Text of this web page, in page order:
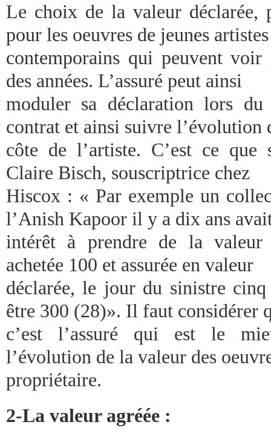
Le choix de la valeur déclarée,
pour les oeuvres de jeunes artistes
contemporains qui peuvent
des années. L’assuré peut ainsi
moduler sa déclaration lors du
contrat et ainsi suivre l’évolution
côte de l’artiste. C’est ce que
Claire Bisch, souscriptrice chez
Hiscox : « Par exemple un
l’Anish Kapoor il y a dix ans
intérêt à prendre de la valeur
achetée 100 et assurée en valeur
déclarée, le jour du sinistre
être 300 (28)». Il faut considérer
c’est l’assuré qui est le
l’évolution de la valeur des
propriétaire.
2-La valeur agréée :